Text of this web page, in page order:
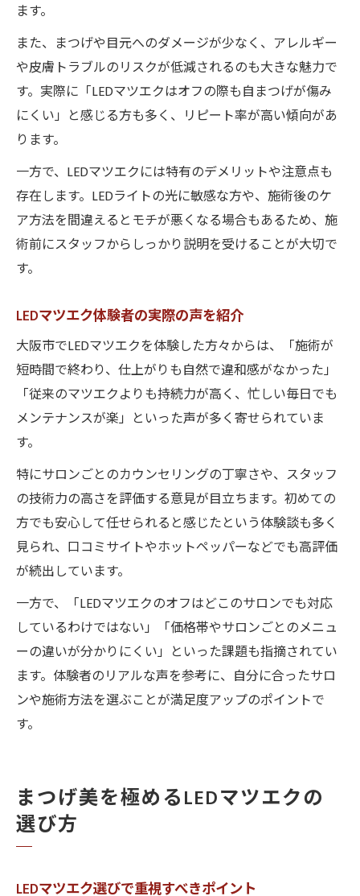
ます。
また、まつげや目元へのダメージが少なく、アレルギー
や皮膚トラブルのリスクが低減されるのも大きな魅力で
す。実際に「LEDマツエクはオフの際も自まつげが傷み
にくい」と感じる方も多く、リピート率が高い傾向があ
ります。
一方で、LEDマツエクには特有のデメリットや注意点も
存在します。LEDライトの光に敏感な方や、施術後のケ
ア方法を間違えるとモチが悪くなる場合もあるため、施
術前にスタッフからしっかり説明を受けることが大切で
す。
LEDマツエク体験者の実際の声を紹介
大阪市でLEDマツエクを体験した方々からは、「施術が
短時間で終わり、仕上がりも自然で違和感がなかった」
「従来のマツエクよりも持続力が高く、忙しい毎日でも
メンテナンスが楽」といった声が多く寄せられていま
す。
特にサロンごとのカウンセリングの丁寧さや、スタッフ
の技術力の高さを評価する意見が目立ちます。初めての
方でも安心して任せられると感じたという体験談も多く
見られ、口コミサイトやホットペッパーなどでも高評価
が続出しています。
一方で、「LEDマツエクのオフはどこのサロンでも対応
しているわけではない」「価格帯やサロンごとのメニュ
ーの違いが分かりにくい」といった課題も指摘されてい
ます。体験者のリアルな声を参考に、自分に合ったサロ
ンや施術方法を選ぶことが満足度アップのポイントで
す。
まつげ美を極めるLEDマツエクの
選び方
LEDマツエク選びで重視すべきポイント